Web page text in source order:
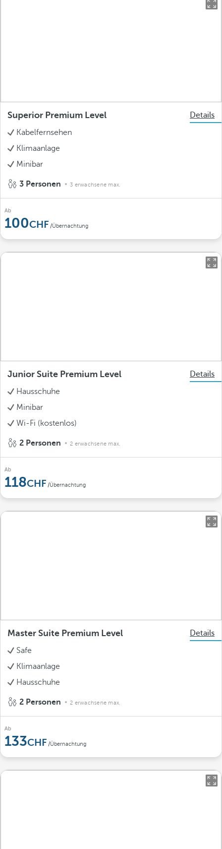
Superior Premium Level
Details
Kabelfernsehen
Klimaanlage
Minibar
3 Personen 3 erwachsene max.
Ab
100 /Übernachtung
Junior Suite Premium Level
Details
Hausschuhe
Minibar
Wi-Fi (kostenlos)
2 Personen 2 erwachsene max.
Ab
118 /Übernachtung
Master Suite Premium Level
Details
Safe
Klimaanlage
Hausschuhe
2 Personen 2 erwachsene max.
Ab
133 /Übernachtung